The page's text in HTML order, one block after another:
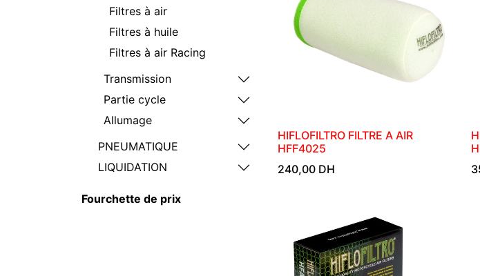
Filtres à air
Filtres à huile
Filtres à air Racing
Transmission
Partie cycle
Allumage
PNEUMATIQUE
LIQUIDATION
Fourchette de prix
HIFLOFILTRO FILTRE A AIR
HFF4025
240,00 DH